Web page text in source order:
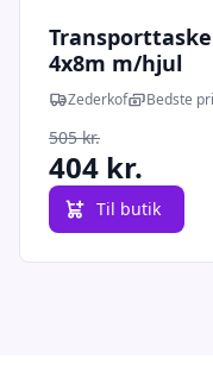
Transporttaske
4x8m m/hjul
Zederkof Bedste
505 kr.
404 kr.
Til butik